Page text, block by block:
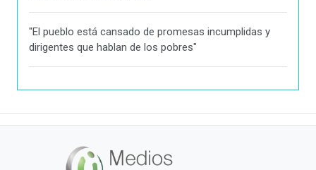
"El pueblo está cansado de promesas incumplidas y
dirigentes que hablan de los pobres"